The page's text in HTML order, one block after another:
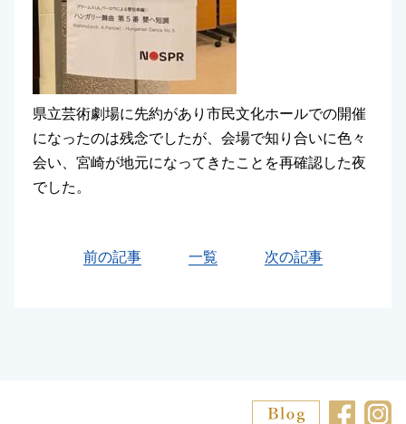
県立芸術劇場に先約があり市民文化ホールでの開催
になったのは残念でしたが、会場で知り合いに色々
会い、宮崎が地元になってきたことを再確認した夜
でした。
前の記事 一覧 次の記事